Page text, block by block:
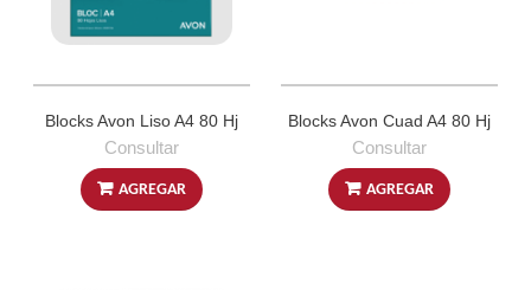
Blocks Avon Liso A4 80 Hj
Consultar
AGREGAR
Blocks Avon Cuad A4 80 Hj
Consultar
AGREGAR